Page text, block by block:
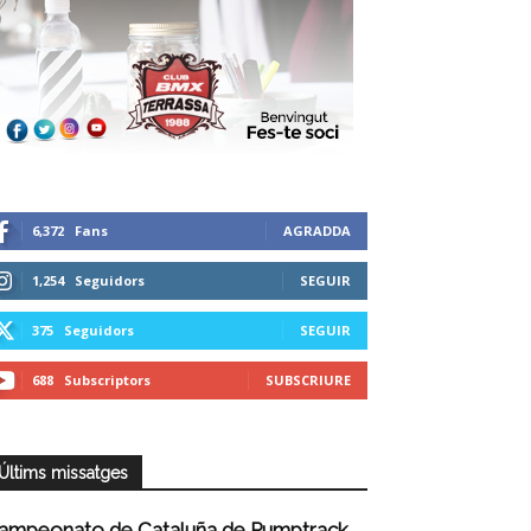
6,372 Fans AGRADDA
1,254 Seguidors SEGUIR
375 Seguidors SEGUIR
688 Subscriptors SUBSCRIURE
missatges